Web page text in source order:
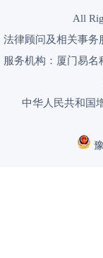
All
法律顾问及相关事务
服务机构：厦门易
中华人民共和国